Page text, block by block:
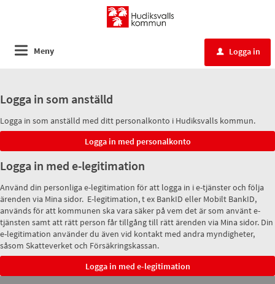
Meny u Logga in
Logga in som anställd
Logga in som anställd med ditt personalkonto i Hudiksvalls kommun.
Logga in med e-legitimation
Använd din personliga e-legitimation för att logga in i e-tjänster och följa
ärenden via Mina sidor. E-legitimation, t ex BankID eller Mobilt BankID,
används för att kommunen ska vara säker på vem det är som använt e-
tjänsten samt att rätt person får tillgång till rätt ärenden via Mina sidor. Din
e-legitimation använder du även vid kontakt med andra myndigheter,
såsom Skatteverket och Försäkringskassan.